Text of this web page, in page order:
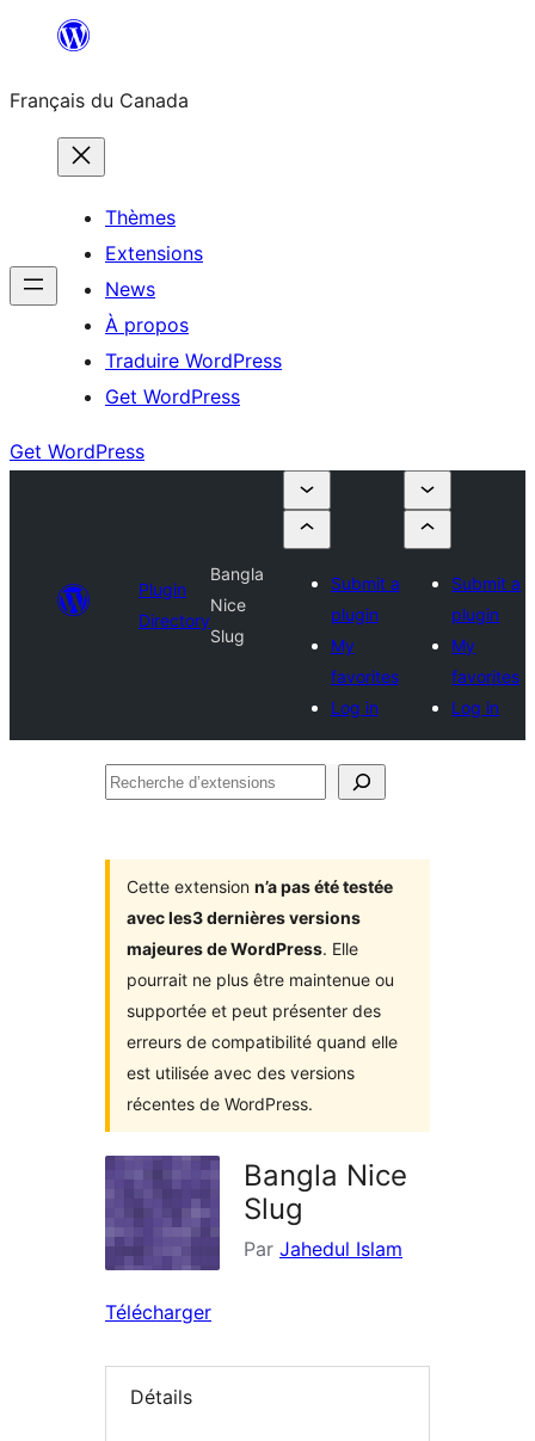
contenu
Français du Canada
Thèmes
Extensions
News
À propos
Traduire WordPress
Get WordPress
Get WordPress
Plugin
Directory
Bangla
Nice
Slug
Submit a
plugin
My
favorites
Log in
Submit a
plugin
My
favorites
Log in
Recherche
Cette extension n’a pas été testée
avec les3 dernières versions
majeures de WordPress. Elle
pourrait ne plus être maintenue ou
supportée et peut présenter des
erreurs de compatibilité quand elle
est utilisée avec des versions
récentes de WordPress.
Bangla Nice
Slug
Par Jahedul Islam
Télécharger
Détails